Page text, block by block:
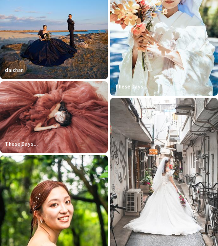
daichan
These Days...
These Days...